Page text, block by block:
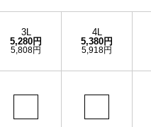
3L
5,280円
5,808円
4L
5,380円
5,918円